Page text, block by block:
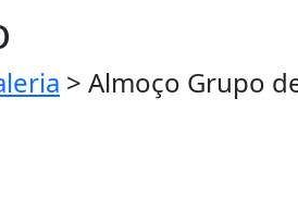
> Almoço Grupo